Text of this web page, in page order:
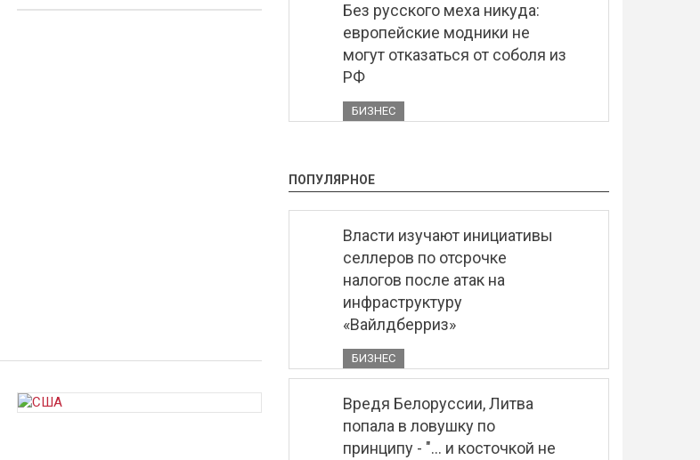
Без русского меха никуда:
европейские модники не
могут отказаться от соболя из
РФ
БИЗНЕС
ПОПУЛЯРНОЕ
Власти изучают инициативы
селлеров по отсрочке
налогов после атак на
инфраструктуру
«Вайлдберриз»
БИЗНЕС
Вредя Белоруссии, Литва
попала в ловушку по
принципу - "... и косточкой не